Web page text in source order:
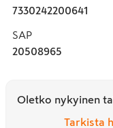
7330242200641
SAP
20508965
Oletko nykyinen
Tarkista